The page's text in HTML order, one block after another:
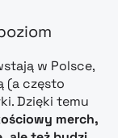
w Polsce,
(a często
Dzięki temu
merch,